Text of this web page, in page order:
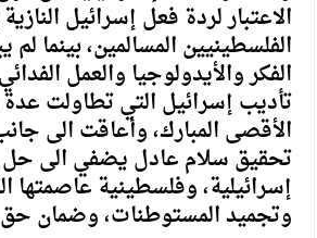
الاعتبار لردة فعل إسرائيل
الفلسطينيين المسالمين، بينما
الفكر والأيدولوجيا والعمل
تأديب إسرائيل التي تطاولت
الأقصى المبارك، وأعاقت الى
تحقيق سلام عادل يضفي الى حل
إسرائيلية، وفلسطينية عاصمتها
وتجميد المستوطنات، وضمان حق